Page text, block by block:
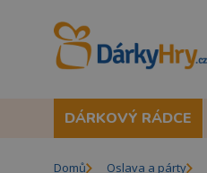
DÁRKOVÝ RÁDCE
Domů Oslava a párty